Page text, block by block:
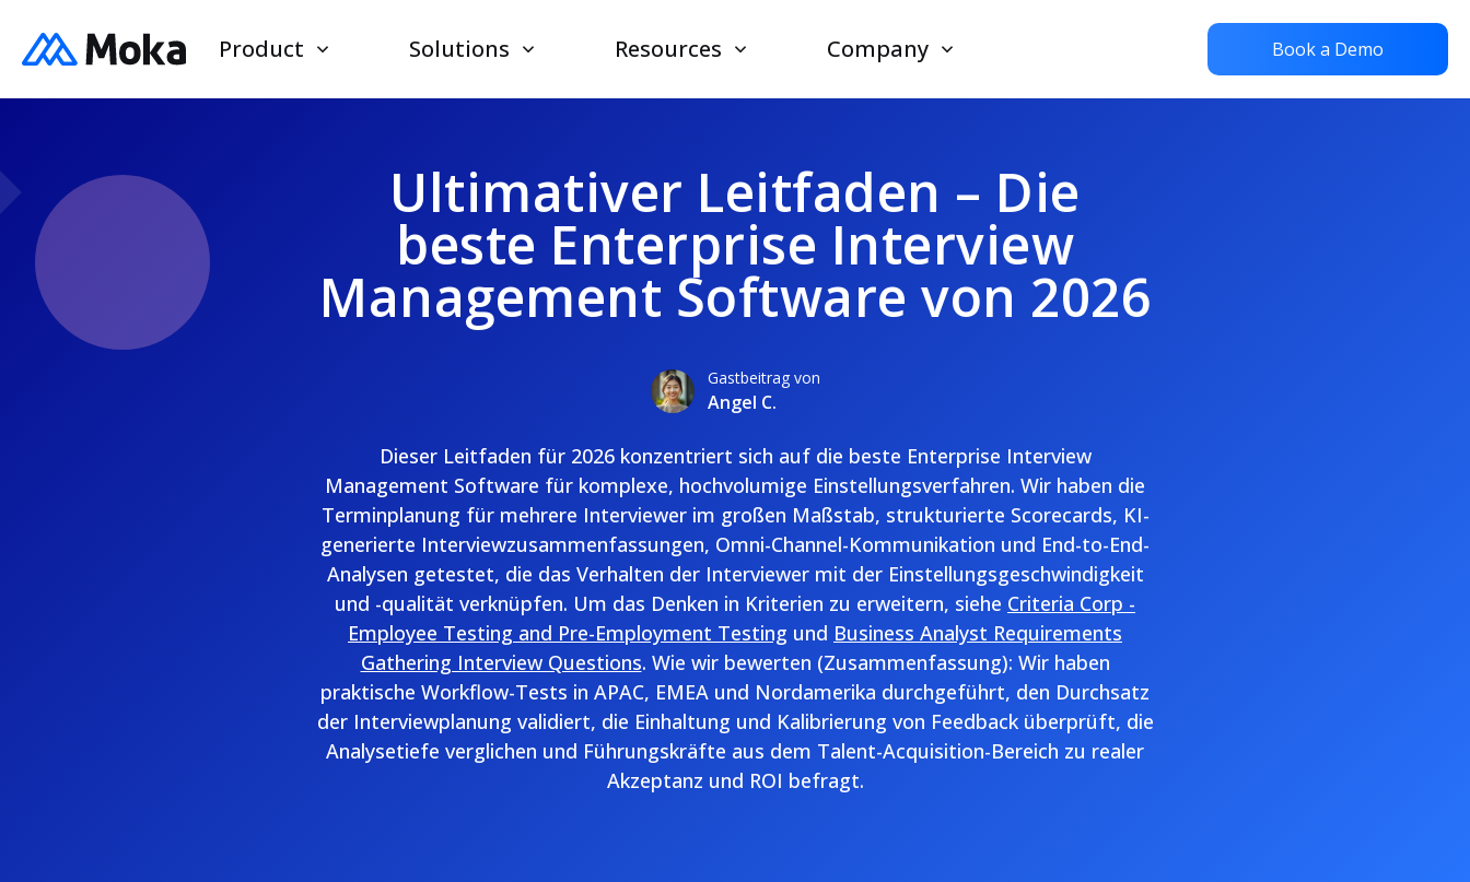
Product Solutions Resources Company Book a Demo
Ultimativer Leitfaden – Die
beste Enterprise Interview
Management Software von 2026
Gastbeitrag von
Angel C.
Dieser Leitfaden für 2026 konzentriert sich auf die beste Enterprise Interview
Management Software für komplexe, hochvolumige Einstellungsverfahren. Wir haben die
Terminplanung für mehrere Interviewer im großen Maßstab, strukturierte Scorecards, KI-
generierte Interviewzusammenfassungen, Omni-Channel-Kommunikation und End-to-End-
Analysen getestet, die das Verhalten der Interviewer mit der Einstellungsgeschwindigkeit
und -qualität verknüpfen. Um das Denken in Kriterien zu erweitern, siehe Criteria Corp -
Employee Testing and Pre-Employment Testing und Business Analyst Requirements
Gathering Interview Questions. Wie wir bewerten (Zusammenfassung): Wir haben
praktische Workflow-Tests in APAC, EMEA und Nordamerika durchgeführt, den Durchsatz
der Interviewplanung validiert, die Einhaltung und Kalibrierung von Feedback überprüft, die
Analysetiefe verglichen und Führungskräfte aus dem Talent-Acquisition-Bereich zu realer
Akzeptanz und ROI befragt.